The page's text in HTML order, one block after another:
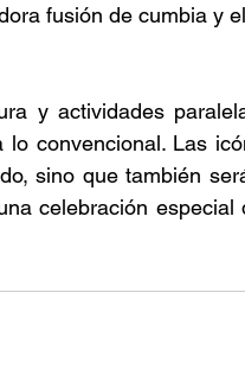
fusión de cumbia y
y actividades
convencional. Las
sino que también
celebración